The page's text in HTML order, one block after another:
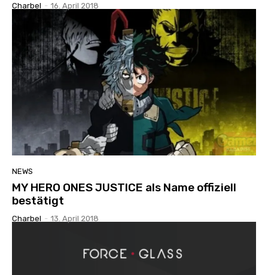
Charbel - 16. April 2018
NEWS
MY HERO ONES JUSTICE als Name offiziell
bestätigt
Charbel - 13. April 2018